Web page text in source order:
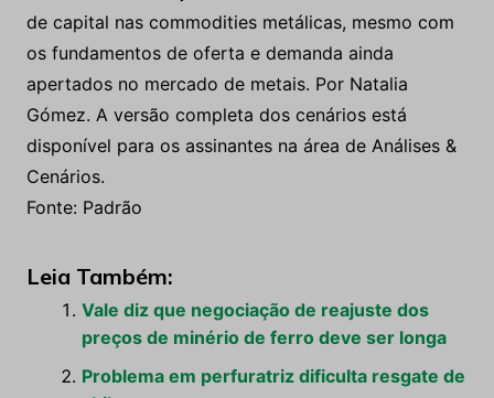
de capital nas commodities metálicas, mesmo com
os fundamentos de oferta e demanda ainda
apertados no mercado de metais. Por Natalia
Gómez. A versão completa dos cenários está
disponível para os assinantes na área de Análises &
Cenários.
Fonte: Padrão
Leia Também:
Vale diz que negociação de reajuste dos
preços de minério de ferro deve ser longa
Problema em perfuratriz dificulta resgate de